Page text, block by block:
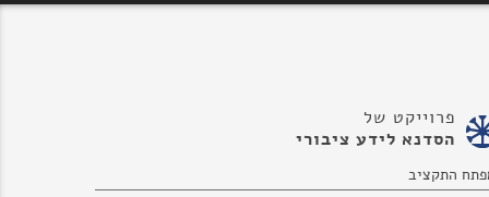
פרוייקט של
הסדנא לידע ציבורי
התקציב